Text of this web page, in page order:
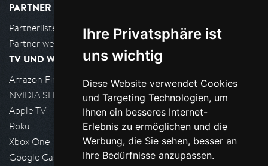
Ihre Privatsphäre ist
uns wichtig
Diese Website verwendet Cookies
und Targeting Technologien, um
Ihnen ein besseres Internet-
Erlebnis zu ermöglichen und die
Werbung, die Sie sehen, besser an
Ihre Bedürfnisse anzupassen.
PARTNER
Partnerliste
Partner werden
TV UND WOHNZIMMER
Amazon FireTV
NVIDIA SHIELD, Google TV
Apple TV
Roku
Xbox One
Google Cast